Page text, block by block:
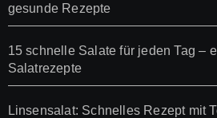
gesunde Rezepte
15 schnelle Salate für jeden Tag –
Salatrezepte
Linsensalat: Schnelles Rezept mit